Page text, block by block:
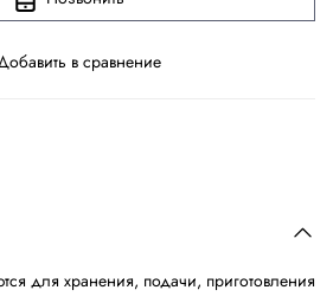
в сравнение
для хранения, подачи, приготовления